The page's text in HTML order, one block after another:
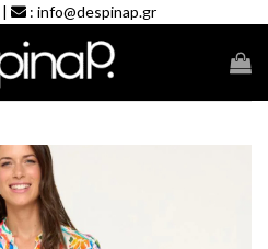
| : info@despinap.gr